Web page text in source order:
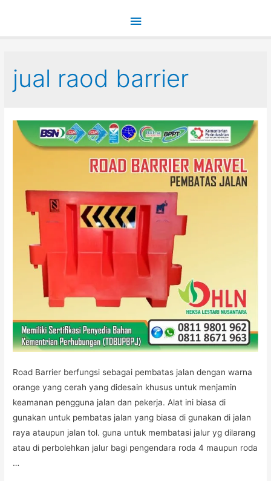
Main
jual raod barrier
Road Barrier berfungsi sebagai pembatas jalan dengan warna
orange yang cerah yang didesain khusus untuk menjamin
keamanan pengguna jalan dan pekerja. Alat ini biasa di
gunakan untuk pembatas jalan yang biasa di gunakan di jalan
raya ataupun jalan tol. guna untuk membatasi jalur yg dilarang
atau di perbolehkan jalur bagi pengendara roda 4 maupun roda
…